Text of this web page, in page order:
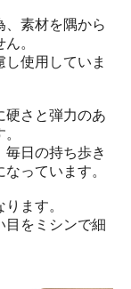
、素材を隅から
。
使用していま
硬さと弾力のあ
日の持ち歩き
っています。
ます。
目をミシンで細